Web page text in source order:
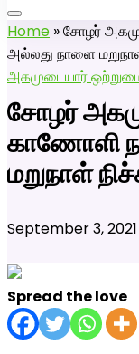
Home »சோழர்
அல்லது நாளை
அகமுடையார்
சோழர்
காணோளி
மறுநாள்
September 3, 2021
Spread the love